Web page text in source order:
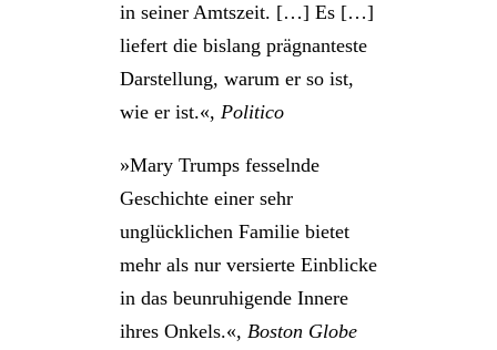
in seiner Amtszeit. […] Es […]
liefert die bislang prägnanteste
Darstellung, warum er so ist,
wie er ist.«, Politico
»Mary Trumps fesselnde
Geschichte einer sehr
unglücklichen Familie bietet
mehr als nur versierte Einblicke
in das beunruhigende Innere
ihres Onkels.«, Boston Globe